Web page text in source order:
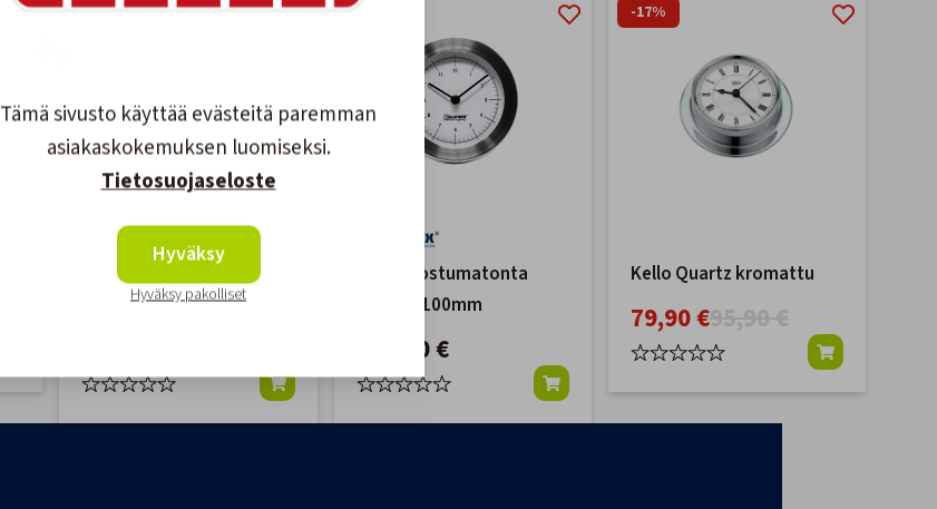
Kello kromattu
125/100MM
Kello ruostumatonta
terästä 100mm
116,20 €
-17%
Kello Quartz kromattu
79,90 €95,90 €
Tämä sivusto käyttää evästeitä paremman
asiakaskokemuksen luomiseksi.
Tietosuojaseloste
Hyväksy
Hyväksy pakolliset